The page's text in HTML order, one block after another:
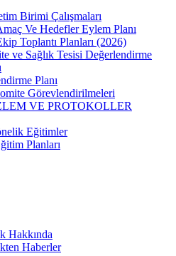
Birimi Çalışmaları
Ve Hedefler Eylem Planı
Toplantı Planları (2026)
ve Sağlık Tesisi Değerlendirme
Planı
Görevlendirilmeleri
VE PROTOKOLLER
Eğitimler
Planları
Hakkında
Haberler